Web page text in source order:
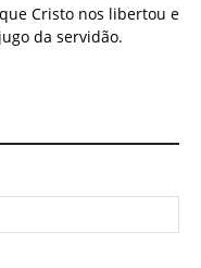
Cristo nos libertou e
da servidão.